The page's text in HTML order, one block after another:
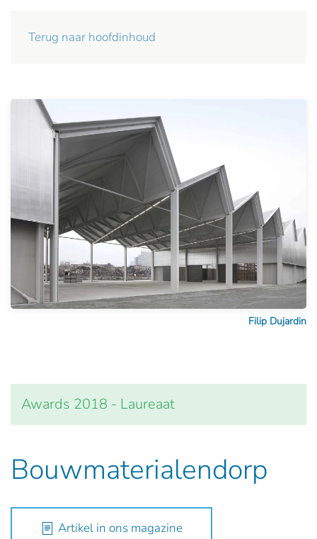
Terug naar hoofdinhoud
Filip Dujardin
Awards 2018 - Laureaat
Bouwmaterialendorp
Artikel in ons magazine